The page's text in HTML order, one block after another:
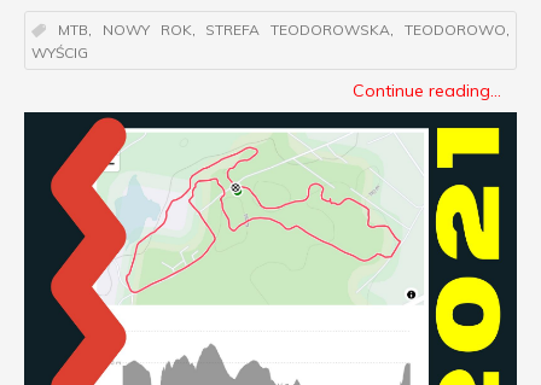
MTB, NOWY ROK, STREFA TEODOROWSKA,TEODOROWO,
WYŚCIG
Continue reading...